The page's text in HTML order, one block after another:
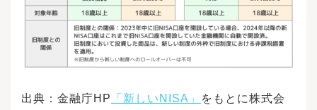
出典：金融庁HP 「新しいNISA」
をもとに株式会